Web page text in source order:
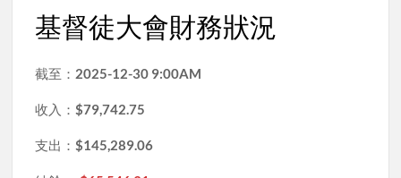
基督徒大會財務狀況
截至： 2025-12-30 9:00AM
收入：$79,742.75
支出：$145,289.06